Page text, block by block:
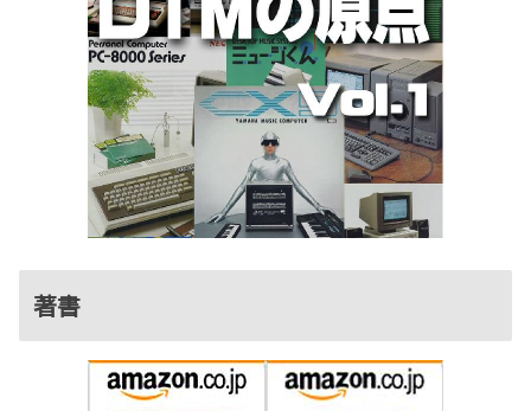
著書